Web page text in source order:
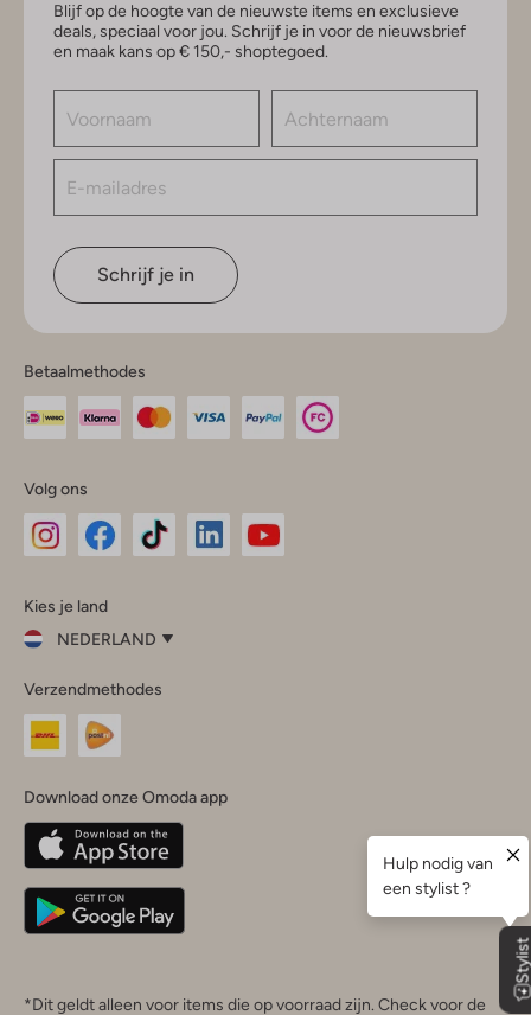
Blijf op de hoogte van de nieuwste items en exclusieve
deals, speciaal voor jou. Schrijf je in voor de nieuwsbrief
en maak kans op € 150,- shoptegoed.
Schrijf je in
Betaalmethodes
Volg ons
InstagramFacebook
Kies je land
NEDERLAND
je
land
Nederland
Belgique(Français)
Deutschland
Verzendmethodes
Download onze Omoda app
*Dit geldt alleen voor items die op voorraad zijn. Check voor de